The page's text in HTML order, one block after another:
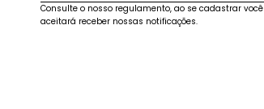
Consulte o nosso regulamento, ao se cadastrar você
aceitará receber nossas notificações.